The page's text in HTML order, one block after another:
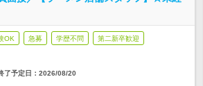
OK 急募 学歴不問 第二新卒歓迎
了予定日： 2026/08/20